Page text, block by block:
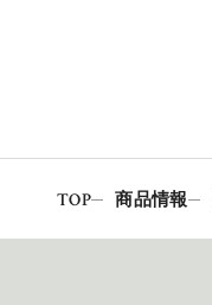
TOP 商品情報